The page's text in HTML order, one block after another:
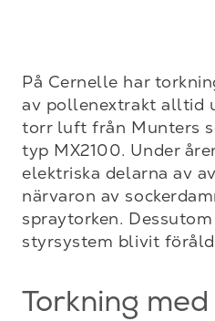
På Cernelle har
av pollenextrakt alltid
torr luft från Munters
typ MX2100. Under
elektriska delarna av
närvaron av
spraytorken.
styrsystem blivit
Torkning